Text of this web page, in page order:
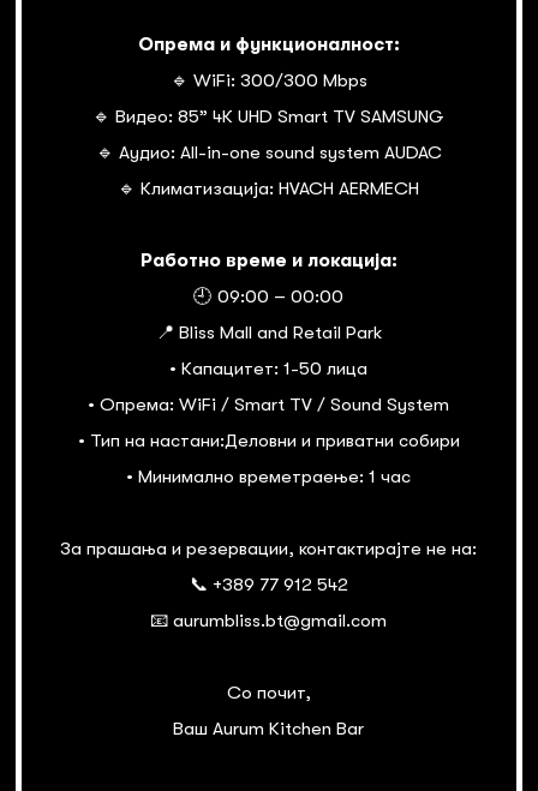
Опрема и функционалност:
🔹 WiFi: 300/300 Mbps
🔹 Видео: 85” 4К UHD Smart TV SAMSUNG
🔹 Аудио: All-in-one sound system AUDAC
🔹 Климатизација: HVACH AERMECH
Работно време и локација:
🕘 09:00 – 00:00
📍 Bliss Mall and Retail Park
• Капацитет: 1-50 лица
• Опрема: WiFi / Smart TV / Sound System
• Тип на настани:Деловни и приватни собири
• Минимално времетраење: 1 час
За прашања и резервации, контактирајте не на:
📞 +389 77 912 542
📧 aurumbliss.bt@gmail.com
Со почит,
Ваш Aurum Kitchen Bar